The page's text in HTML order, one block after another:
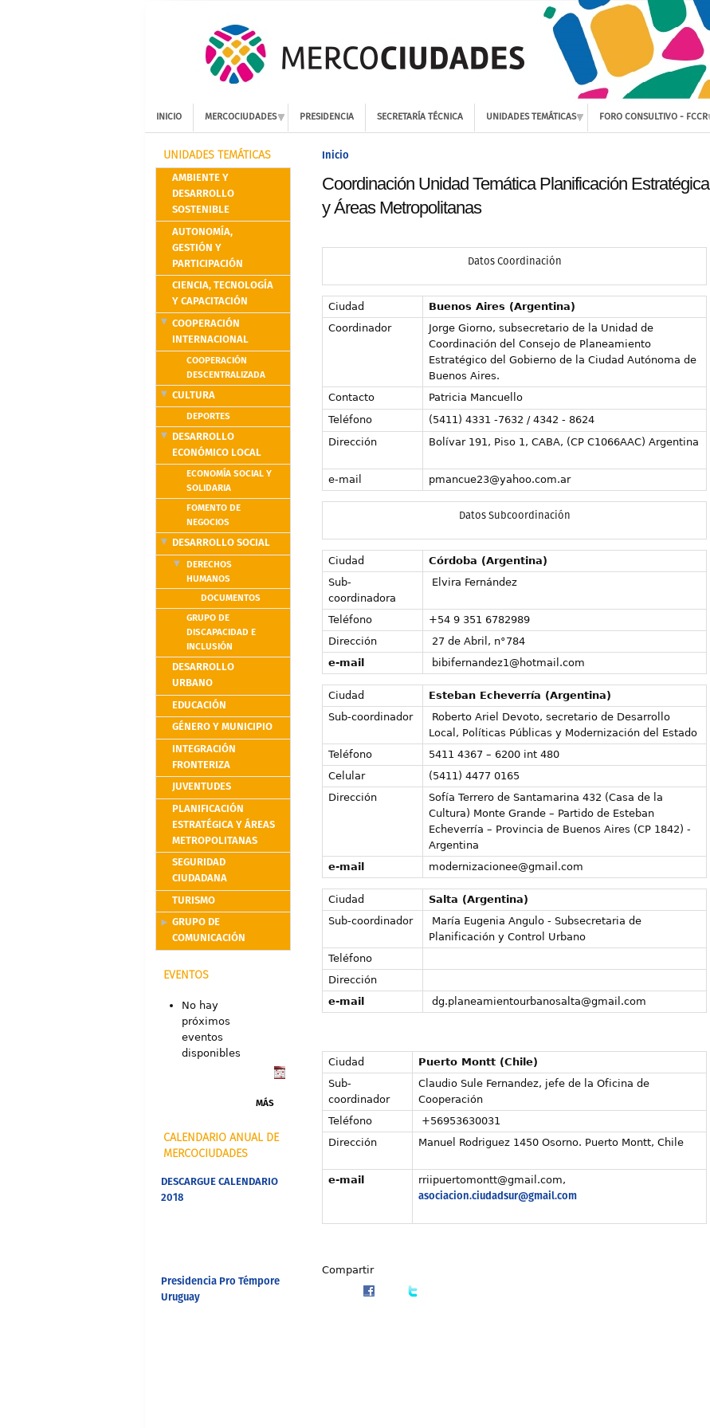
INICIO MERCOCIUDADES PRESIDENCIA SECRETARÍA TÉCNICA UNIDADES TEMÁTICAS FORO CONSULTIVO - FCCR
UNIDADES TEMÁTICAS
AMBIENTE Y
DESARROLLO
SOSTENIBLE
AUTONOMÍA,
GESTIÓN Y
PARTICIPACIÓN
CIENCIA, TECNOLOGÍA
Y CAPACITACIÓN
COOPERACIÓN
INTERNACIONAL
COOPERACIÓN
DESCENTRALIZADA
CULTURA
DEPORTES
DESARROLLO
ECONÓMICO LOCAL
ECONOMÍA SOCIAL Y
SOLIDARIA
FOMENTO DE
NEGOCIOS
DESARROLLO SOCIAL
DERECHOS
HUMANOS
DOCUMENTOS
GRUPO DE
DISCAPACIDAD E
INCLUSIÓN
DESARROLLO
URBANO
EDUCACIÓN
GÉNERO Y MUNICIPIO
INTEGRACIÓN
FRONTERIZA
JUVENTUDES
PLANIFICACIÓN
ESTRATÉGICA Y ÁREAS
METROPOLITANAS
SEGURIDAD
CIUDADANA
TURISMO
GRUPO DE
COMUNICACIÓN
EVENTOS
No hay
próximos
eventos
disponibles
MÁS
CALENDARIO ANUAL DE
MERCOCIUDADES
DESCARGUE CALENDARIO
2018
Presidencia Pro Témpore
Uruguay
Inicio
Coordinación Unidad Temática Planificación Estratégica
y Áreas Metropolitanas
Datos Coordinación
Ciudad
Buenos Aires (Argentina)
Coordinador
Jorge Giorno, subsecretario de la Unidad de
Coordinación del Consejo de Planeamiento
Estratégico del Gobierno de la Ciudad Autónoma de
Buenos Aires.
Contacto
Patricia Mancuello
Teléfono
(5411) 4331 -7632 / 4342 - 8624
Dirección
Bolívar 191, Piso 1, CABA, (CP C1066AAC) Argentina
e-mail pmancue23@yahoo.com.ar
Datos Subcoordinación
Ciudad
Córdoba (Argentina)
Sub-
coordinadora
Elvira Fernández
Teléfono
+54 9 351 6782989
Dirección
27 de Abril, n°784
e-mail
bibifernandez1@hotmail.com
Ciudad
Esteban Echeverría (Argentina)
Sub-coordinador
Roberto Ariel Devoto, secretario de Desarrollo
Local, Políticas Públicas y Modernización del Estado
Teléfono
5411 4367 – 6200 int 480
Celular
(5411) 4477 0165
Dirección
Sofía Terrero de Santamarina 432 (Casa de la
Cultura) Monte Grande – Partido de Esteban
Echeverría – Provincia de Buenos Aires (CP 1842) -
Argentina
e-mail
modernizacionee@gmail.com
Ciudad
Salta (Argentina)
Sub-coordinador
María Eugenia Angulo - Subsecretaria de
Planificación y Control Urbano
Teléfono
Dirección
e-mail
dg.planeamientourbanosalta@gmail.com
Ciudad
Puerto Montt (Chile)
Sub-
coordinador
Claudio Sule Fernandez, jefe de la Oficina de
Cooperación
Teléfono
+56953630031
Dirección
Manuel Rodriguez 1450 Osorno. Puerto Montt, Chile
e-mail rriipuertomontt@gmail.com,
asociacion.ciudadsur@gmail.com
Compartir